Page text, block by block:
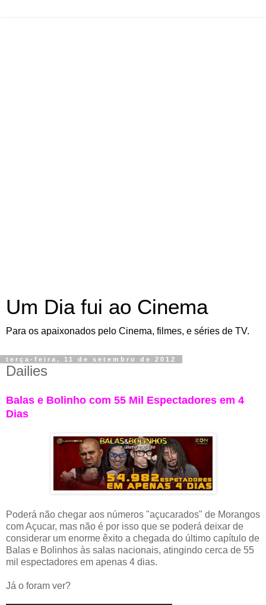
Um Dia fui ao Cinema
Para os apaixonados pelo Cinema, filmes, e séries de TV.
terça-feira, 11 de setembro de 2012
Dailies
Balas e Bolinho com 55 Mil Espectadores em 4
Dias
Poderá não chegar aos números "açucarados" de Morangos
com Açucar, mas não é por isso que se poderá deixar de
considerar um enorme êxito a chegada do último capítulo de
Balas e Bolinhos às salas nacionais, atingindo cerca de 55
mil espectadores em apenas 4 dias.
Já o foram ver?